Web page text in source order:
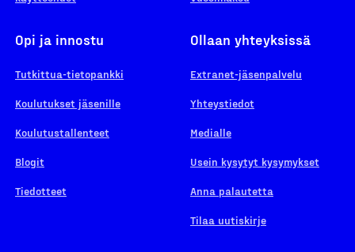
Opi ja innostu
Tutkittua-tietopankki
Koulutukset jäsenille
Koulutustallenteet
Blogit
Tiedotteet
Ollaan yhteyksissä
Extranet-jäsenpalvelu
Yhteystiedot
Medialle
Usein kysytyt kysymykset
Anna palautetta
Tilaa uutiskirje